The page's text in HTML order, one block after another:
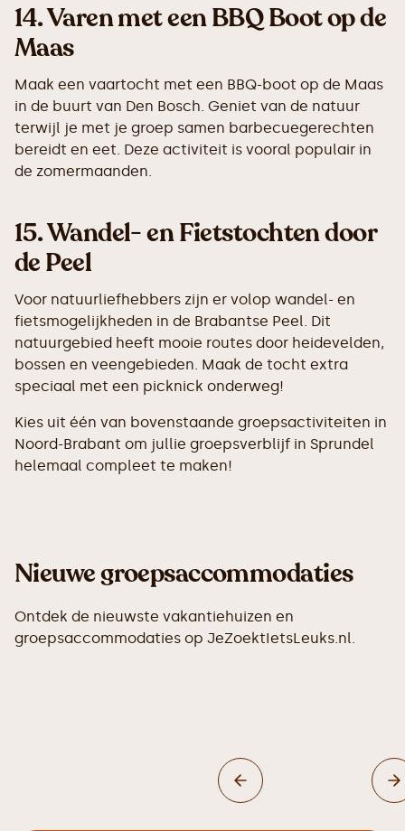
14.Varen met een BBQ Boot op de
Maas
Maak een vaartocht met een BBQ-boot op de Maas
in de buurt van Den Bosch. Geniet van de natuur
terwijl je met je groep samen barbecuegerechten
bereidt en eet. Deze activiteit is vooral populair in
de zomermaanden.
15.Wandel- en Fietstochten door
de Peel
Voor natuurliefhebbers zijn er volop wandel- en
fietsmogelijkheden in de Brabantse Peel. Dit
natuurgebied heeft mooie routes door heidevelden,
bossen en veengebieden. Maak de tocht extra
speciaal met een picknick onderweg!
Kies uit één van bovenstaande groepsactiviteiten in
Noord-Brabant om jullie groepsverblijf in Sprundel
helemaal compleet te maken!
Nieuwe groepsaccommodaties
Ontdek de nieuwste vakantiehuizen en
groepsaccommodaties op JeZoektIetsLeuks.nl.